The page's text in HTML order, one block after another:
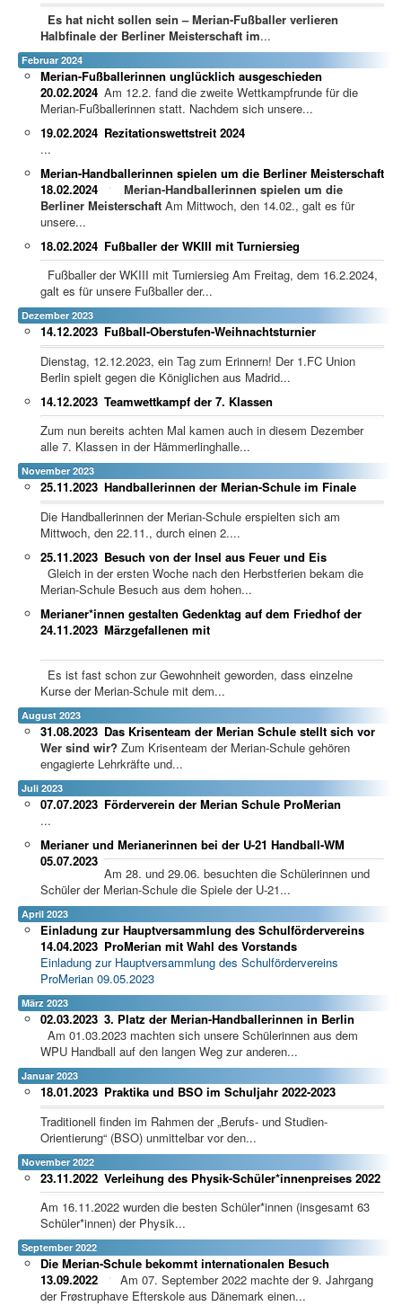
Es hat nicht sollen sein – Merian-Fußballer verlieren
Halbfinale der Berliner Meisterschaft im...
Februar 2024
Merian-Fußballerinnen unglücklich ausgeschieden
20.02.2024 Am 12.2. fand die zweite Wettkampfrunde für die
Merian-Fußballerinnen statt. Nachdem sich unsere...
Rezitationswettstreit 2024
19.02.2024
...
Merian-Handballerinnen spielen um die Berliner Meisterschaft
18.02.2024
Merian-Handballerinnen spielen um die
Berliner Meisterschaft Am Mittwoch, den 14.02., galt es für
unsere...
Fußballer der WKIII mit Turniersieg
18.02.2024
Fußballer der WKIII mit Turniersieg Am Freitag, dem 16.2.2024,
galt es für unsere Fußballer der...
Dezember 2023
Fußball-Oberstufen-Weihnachtsturnier
14.12.2023
Dienstag, 12.12.2023, ein Tag zum Erinnern! Der 1.FC Union
Berlin spielt gegen die Königlichen aus Madrid...
Teamwettkampf der 7. Klassen
14.12.2023
Zum nun bereits achten Mal kamen auch in diesem Dezember
alle 7. Klassen in der Hämmerlinghalle...
November 2023
Handballerinnen der Merian-Schule im Finale
25.11.2023
Die Handballerinnen der Merian-Schule erspielten sich am
Mittwoch, den 22.11., durch einen 2....
Besuch von der Insel aus Feuer und Eis
25.11.2023
Gleich in der ersten Woche nach den Herbstferien bekam die
Merian-Schule Besuch aus dem hohen...
Merianer*innen gestalten Gedenktag auf dem Friedhof der
Märzgefallenen mit
24.11.2023
Es ist fast schon zur Gewohnheit geworden, dass einzelne
Kurse der Merian-Schule mit dem...
August 2023
Das Krisenteam der Merian Schule stellt sich vor
31.08.2023
Wer sind wir? Zum Krisenteam der Merian-Schule gehören
engagierte Lehrkräfte und...
Juli 2023
Förderverein der Merian Schule ProMerian
07.07.2023
...
Merianer und Merianerinnen bei der U-21 Handball-WM
05.07.2023
Am 28. und 29.06. besuchten die Schülerinnen und
Schüler der Merian-Schule die Spiele der U-21...
April 2023
Einladung zur Hauptversammlung des Schulfördervereins
ProMerian mit Wahl des Vorstands
14.04.2023
Einladung zur Hauptversammlung des Schulfördervereins
ProMerian 09.05.2023
März 2023
3. Platz der Merian-Handballerinnen in Berlin
02.03.2023
Am 01.03.2023 machten sich unsere Schülerinnen aus dem
WPU Handball auf den langen Weg zur anderen...
Januar 2023
Praktika und BSO im Schuljahr 2022-2023
18.01.2023
Traditionell finden im Rahmen der „Berufs- und Studien-
Orientierung“ (BSO) unmittelbar vor den...
November 2022
Verleihung des Physik-Schüler*innenpreises 2022
23.11.2022
Am 16.11.2022 wurden die besten Schüler*innen (insgesamt 63
Schüler*innen) der Physik...
September 2022
Die Merian-Schule bekommt internationalen Besuch
13.09.2022
Am 07. September 2022 machte der 9. Jahrgang
der Frøstruphave Efterskole aus Dänemark einen...